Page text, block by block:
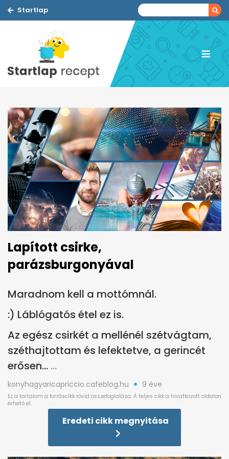
Startlap
Lapított csirke,
parázsburgonyával
Maradnom kell a mottómnál.
:) Láblógatós étel ez is.
Az egész csirkét a mellénél szétvágtam,
széthajtottam és lefektetve, a gerincét
erősen...
konyhagyaricapriccio.cafeblog.hu 9 éve
Eredeti cikk megnyitása